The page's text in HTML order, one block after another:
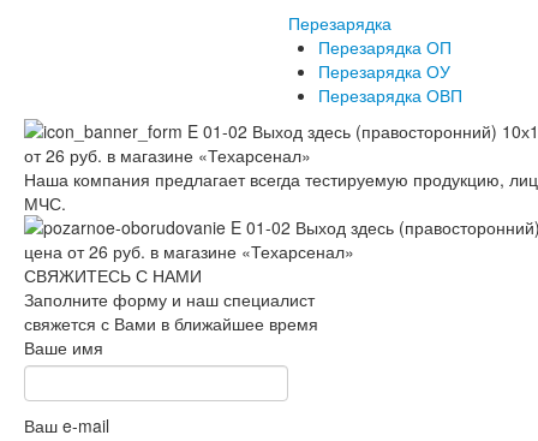
Перезарядка
Перезарядка ОП
Перезарядка ОУ
Перезарядка ОВП
Наша компания предлагает всегда тестируемую продукцию,
МЧС.
СВЯЖИТЕСЬ С НАМИ
Заполните форму и наш специалист
свяжется с Вами в ближайшее время
Ваше имя
Ваш e-mail